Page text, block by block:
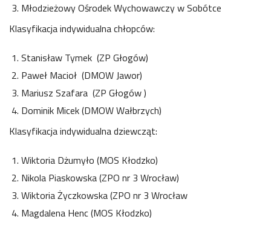
Młodzieżowy Ośrodek Wychowawczy w Sobótce
Klasyfikacja indywidualna chłopców:
Stanisław Tymek (ZP Głogów)
Paweł Macioł (DMOW Jawor)
Mariusz Szafara (ZP Głogów )
Dominik Micek (DMOW Wałbrzych)
Klasyfikacja indywidualna dziewcząt:
Wiktoria Dżumyło (MOS Kłodzko)
Nikola Piaskowska (ZPO nr 3 Wrocław)
Wiktoria Życzkowska (ZPO nr 3 Wrocław
Magdalena Henc (MOS Kłodzko)